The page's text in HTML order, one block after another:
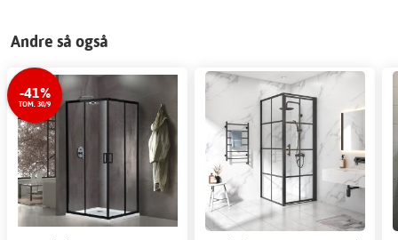
Andre så også
-41%
TOM. 30/9